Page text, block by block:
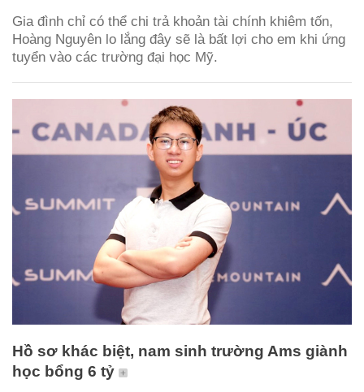
Gia đình chỉ có thể chi trả khoản tài chính khiêm tốn,
Hoàng Nguyên lo lắng đây sẽ là bất lợi cho em khi ứng
tuyển vào các trường đại học Mỹ.
Hồ sơ khác biệt, nam sinh trường Ams giành
học bổng 6 tỷ